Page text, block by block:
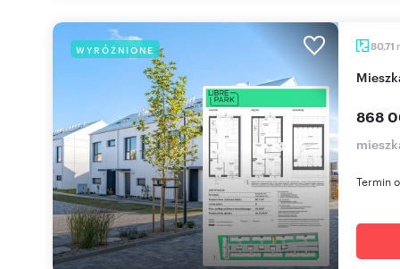
WYRÓŻNIONE 80,71
868
Termin